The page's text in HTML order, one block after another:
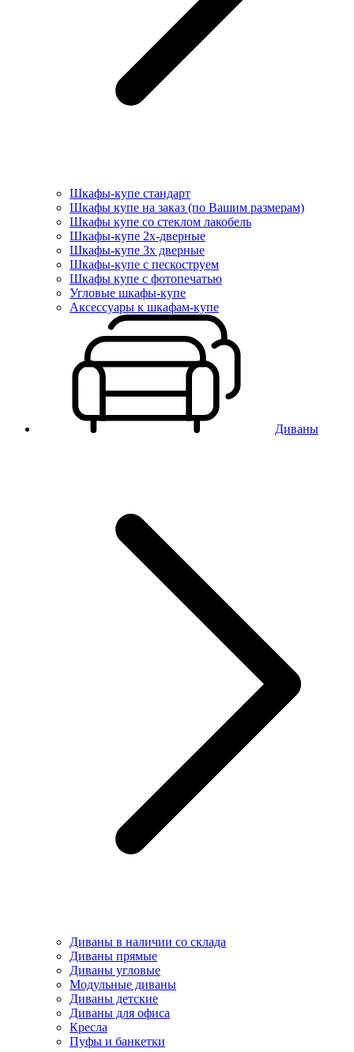
Шкафы-купе стандарт
Шкафы купе на заказ (по Вашим размерам)
Шкафы купе со стеклом лакобель
Шкафы-купе 2х-дверные
Шкафы-купе 3х дверные
Шкафы-купе с пескоструем
Шкафы купе с фотопечатью
Угловые шкафы-купе
Аксессуары к шкафам-купе
Диваны
Диваны в наличии со склада
Диваны прямые
Диваны угловые
Модульные диваны
Диваны детские
Диваны для офиса
Кресла
Пуфы и банкетки